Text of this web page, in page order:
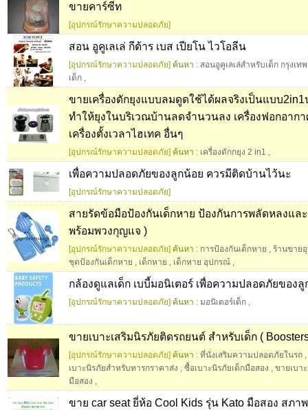
ขายคาร์ซีท
[อุปกรณ์รักษาความปลอดภัย]
สอน อูคูเลเล่ กีต้าร เบส เปียโน ไวโอลีน
[อุปกรณ์รักษาความปลอดภัย] ค้นหา : สอนอูคูเลเล่สำหรับเด็ก กรุงเทพ
เด็ก ,
ขายเครื่องดักยุงแบบลมดูดใช้ได้ผลจริงเป็นแบบ
ทำให้ยุงในบริเวณบ้านลดจำนวนลง เครื่องฟอกอาก
เครื่องตั้งเวลาไฮเทค อื่นๆ
[อุปกรณ์รักษาความปลอดภัย] ค้นหา : เครื่องดักกยุง 2 in1 ,
เพื่อความปลอดภัยของลูกน้อย ควรมีติดบ้านไว้นะ
[อุปกรณ์รักษาความปลอดภัย]
สายรัดข้อมือป้องกันเด็กหาย ป้องกันการพลัดหลงแล
พร้อมพวงกุญแจ )
[อุปกรณ์รักษาความปลอดภัย] ค้นหา : การป้องกันเด็กหาย , ร้านขาย
ชุดป้องกันเด็กหาย , เด็กหาย , เด็กหาย อุปกรณ์ ,
กล้องดูแลเด็ก เบบี้มอนิเตอร์ เพื่อความปลอดภัยของ
[อุปกรณ์รักษาความปลอดภัย] ค้นหา : มอนิเตอร์เด็ก ,
ขายเบาะเสริมนิรภัยติดรถยนต์ สำหรับเด็ก (
[อุปกรณ์รักษาความปลอดภัย] ค้นหา : ที่นั่งเสริมความปลอดภัยในรถ ,
เบาะนิรภัยสําหรับทารกราคาส่ง , ซื้อเบาะนิรภัยเด็กมือสอง , ขายเบา
มือสอง ,
ขาย car seat ยี่ห้อ Cool Kids รุ่น Kato มือสอง สภา